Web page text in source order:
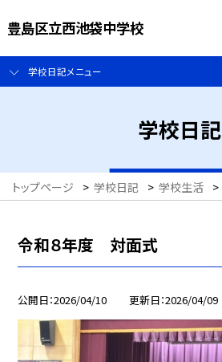
豊島区立西池袋中学校
学校日記メニュー
学校日記
トップページ > 学校日記 > 学校生活 >
令和８年度 対面式
公開日 2026/04/10 更新日 2026/04/09